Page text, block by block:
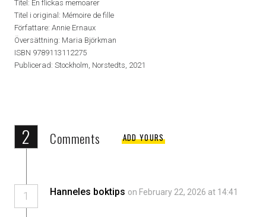
Titel: En flickas memoarer
Titel i original: Mémoire de fille
Författare: Annie Ernaux
Översättning: Maria Björkman
ISBN 9789113112275
Publicerad: Stockholm, Norstedts, 2021
2 Comments ADD YOURS
1 Hanneles boktips on February 22, 2026 at 14:41